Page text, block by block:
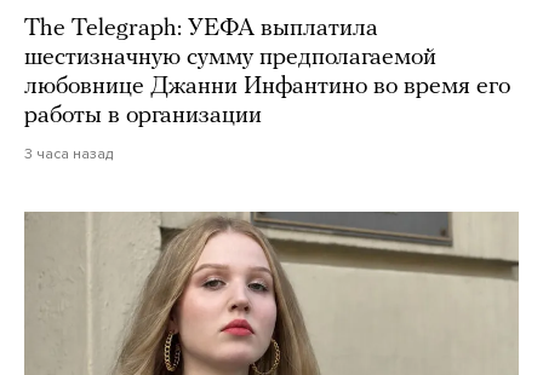
The Telegraph: УЕФА выплатила
шестизначную сумму предполагаемой
любовнице Джанни Инфантино во время его
работы в организации
3 часа назад